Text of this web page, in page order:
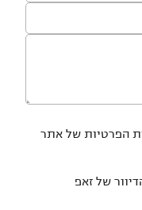
הפרטיות של אתר
של זאפ